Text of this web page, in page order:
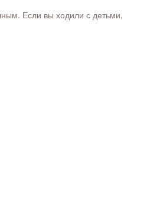
Если вы ходили с детьми,